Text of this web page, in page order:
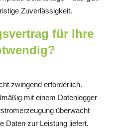
Zuverlässigkeit.
für Ihre
zwingend erforderlich.
mit einem Datenlogger
überwacht
Daten zur Leistung liefert.